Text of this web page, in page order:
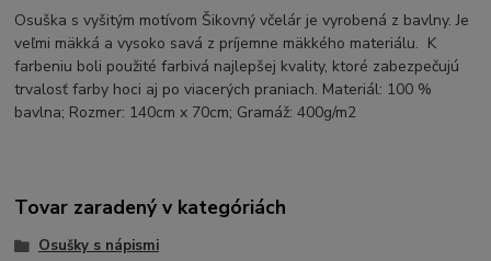
Osuška s vyšitým motívom Šikovný včelár je vyrobená z bavlny. Je
veľmi mäkká a vysoko savá z príjemne mäkkého materiálu. K
farbeniu boli použité farbivá najlepšej kvality, ktoré zabezpečujú
trvalosť farby hoci aj po viacerých praniach. Materiál: 100 %
bavlna; Rozmer: 140cm x 70cm; Gramáž: 400g/m2
Tovar zaradený v kategóriách
Osušky s nápismi